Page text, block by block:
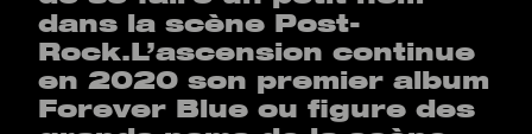
dans la scène Post-
Rock.L’ascension continue
en 2020 son premier album
Forever Blue ou figure des